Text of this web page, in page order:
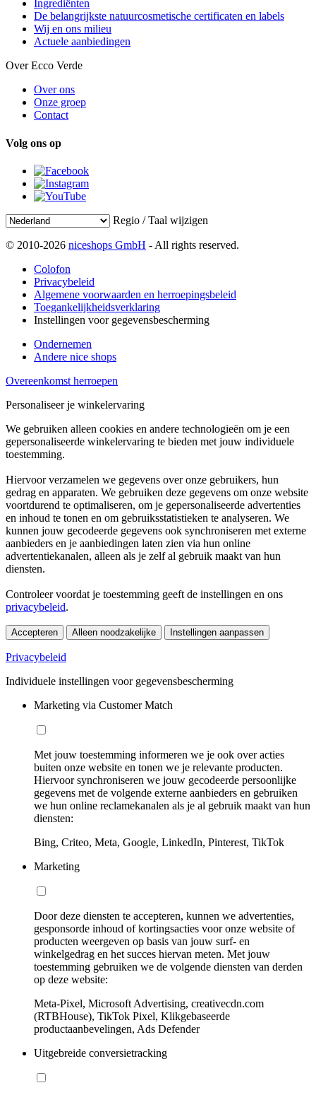
Ingrediënten
De belangrijkste natuurcosmetische certificaten en labels
Wij en ons milieu
Actuele aanbiedingen
Over Ecco Verde
Over ons
Onze groep
Contact
Volg ons op
Regio / Taal wijzigen
© 2010-2026 niceshops GmbH - All rights reserved.
Colofon
Privacybeleid
Algemene voorwaarden en herroepingsbeleid
Toegankelijkheidsverklaring
Instellingen voor gegevensbescherming
Ondernemen
Andere nice shops
Overeenkomst herroepen
Personaliseer je winkelervaring
We gebruiken alleen cookies en andere technologieën om je een
gepersonaliseerde winkelervaring te bieden met jouw individuele
toestemming.
Hiervoor verzamelen we gegevens over onze gebruikers, hun
gedrag en apparaten. We gebruiken deze gegevens om onze website
voortdurend te optimaliseren, om je gepersonaliseerde advertenties
en inhoud te tonen en om gebruiksstatistieken te analyseren. We
kunnen jouw gecodeerde gegevens ook synchroniseren met externe
aanbieders en je aanbiedingen laten zien via hun online
advertentiekanalen, alleen als je zelf al gebruik maakt van hun
diensten.
Controleer voordat je toestemming geeft de instellingen en ons
privacybeleid.
Accepteren Alleen noodzakelijke Instellingen aanpassen
Privacybeleid
Individuele instellingen voor gegevensbescherming
Marketing via Customer Match
Met jouw toestemming informeren we je ook over acties
buiten onze website en tonen we je relevante producten.
Hiervoor synchroniseren we jouw gecodeerde persoonlijke
gegevens met de volgende externe aanbieders en gebruiken
we hun online reclamekanalen als je al gebruik maakt van hun
diensten:
Bing, Criteo, Meta, Google, LinkedIn, Pinterest, TikTok
Marketing
Door deze diensten te accepteren, kunnen we advertenties,
gesponsorde inhoud of kortingsacties voor onze website of
producten weergeven op basis van jouw surf- en
winkelgedrag en het succes hiervan meten. Met jouw
toestemming gebruiken we de volgende diensten van derden
op deze website:
Meta-Pixel, Microsoft Advertising, creativecdn.com
(RTBHouse), TikTok Pixel, Klikgebaseerde
productaanbevelingen, Ads Defender
Uitgebreide conversietracking